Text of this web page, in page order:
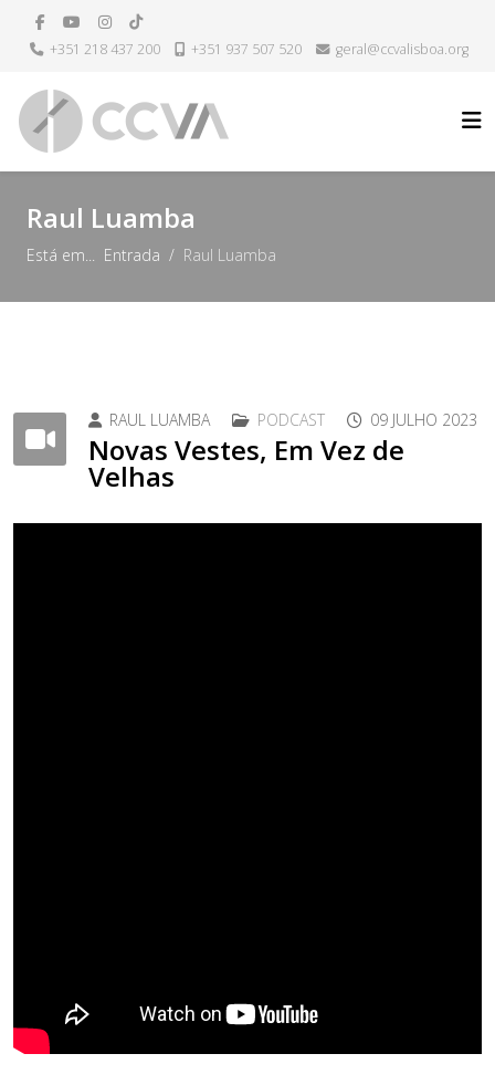
+351 218 437 200 +351 937 507 520 geral@ccvalisboa.org
Raul Luamba
Está em... Entrada Raul Luamba
RAUL LUAMBA PODCAST 09 JULHO 2023
Novas Vestes, Em Vez de
Velhas